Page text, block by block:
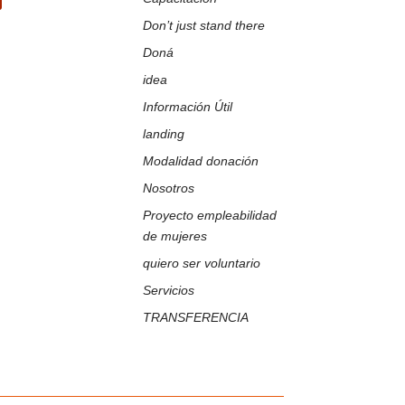
Don’t just stand there
Doná
idea
Información Útil
landing
Modalidad donación
Nosotros
Proyecto empleabilidad
de mujeres
quiero ser voluntario
Servicios
TRANSFERENCIA